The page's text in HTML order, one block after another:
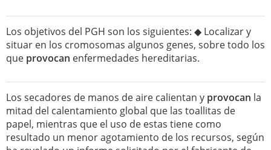
Los objetivos del PGH son los siguientes: ◆ Localizar y
situar en los cromosomas algunos genes, sobre todo los
que provocan enfermedades hereditarias.
Los secadores de manos de aire calientan y provocan la
mitad del calentamiento global que las toallitas de
papel, mientras que el uso de estas tiene como
resultado un menor agotamiento de los recursos, según